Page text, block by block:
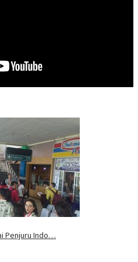
Penjuru Indo…